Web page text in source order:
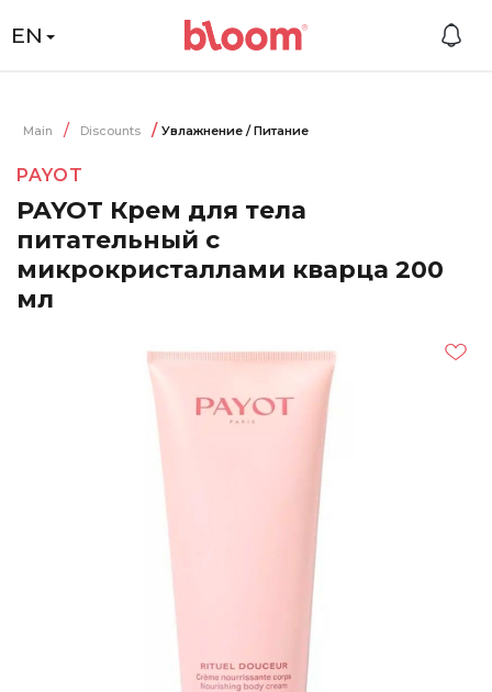
EN
Main Discounts Увлажнение / Питание
PAYOT
PAYOT Крем для тела
питательный с
микрокристаллами кварца 200
мл